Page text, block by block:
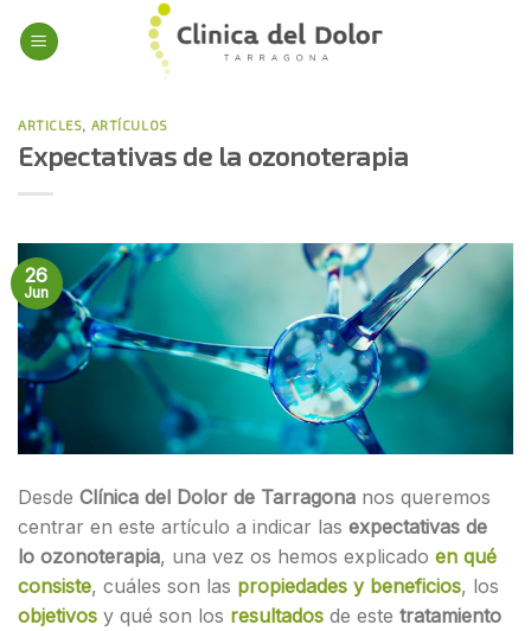
ARTICLES, ARTÍCULOS
Expectativas de la ozonoterapia
26
Jun
Desde Clínica del Dolor de Tarragona nos queremos
centrar en este artículo a indicar las expectativas de
lo ozonoterapia, una vez os hemos explicado en qué
consiste, cuáles son las propiedades y beneficios, los
objetivos y qué son los resultados de este tratamiento